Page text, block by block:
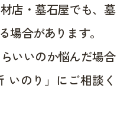
店・墓石屋でも、墓
場合があります。
いいのか悩んだ場合
いのり」にご相談く